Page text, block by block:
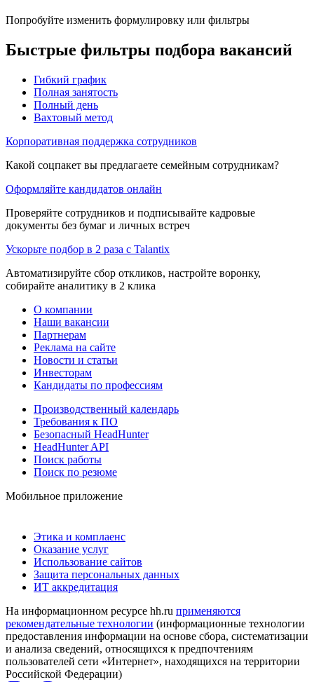
Попробуйте изменить формулировку или фильтры
Быстрые фильтры подбора вакансий
Гибкий график
Полная занятость
Полный день
Вахтовый метод
Корпоративная поддержка сотрудников
Какой соцпакет вы предлагаете семейным сотрудникам?
Оформляйте кандидатов онлайн
Проверяйте сотрудников и подписывайте кадровые
документы без бумаг и личных встреч
Ускорьте подбор в 2 раза с Talantix
Автоматизируйте сбор откликов, настройте воронку,
собирайте аналитику в 2 клика
О компании
Наши вакансии
Партнерам
Реклама на сайте
Новости и статьи
Инвесторам
Кандидаты по профессиям
Производственный календарь
Требования к ПО
Безопасный HeadHunter
HeadHunter API
Поиск работы
Поиск по резюме
Мобильное приложение
Этика и комплаенс
Оказание услуг
Использование сайтов
Защита персональных данных
ИТ аккредитация
На информационном ресурсе hh.ru применяются
рекомендательные технологии (информационные технологии
предоставления информации на основе сбора, систематизации
и анализа сведений, относящихся к предпочтениям
пользователей сети «Интернет», находящихся на территории
Российской Федерации)